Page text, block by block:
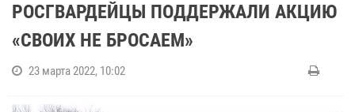
РОСГВАРДЕЙЦЫ ПОДДЕРЖАЛИ АКЦИЮ
«СВОИХ НЕ БРОСАЕМ»
23 марта 2022, 10:02